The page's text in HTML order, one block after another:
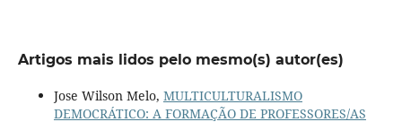
Artigos mais lidos pelo mesmo(s) autor(es)
Jose Wilson Melo, MULTICULTURALISMO
DEMOCRÁTICO: A FORMAÇÃO DE PROFESSORES/AS